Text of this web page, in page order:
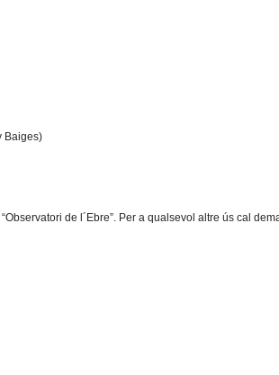
Baiges)
de l´Ebre”. Per a qualsevol altre ús cal